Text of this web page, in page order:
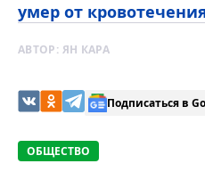
умер от
АВТОР: ЯН КАРА
Подписаться в
ОБЩЕСТВО